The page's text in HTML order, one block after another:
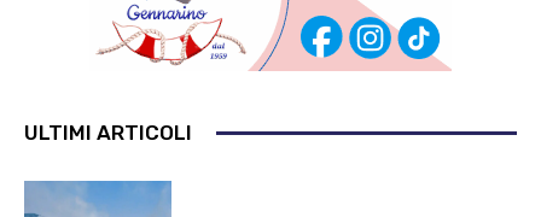
ULTIMI ARTICOLI